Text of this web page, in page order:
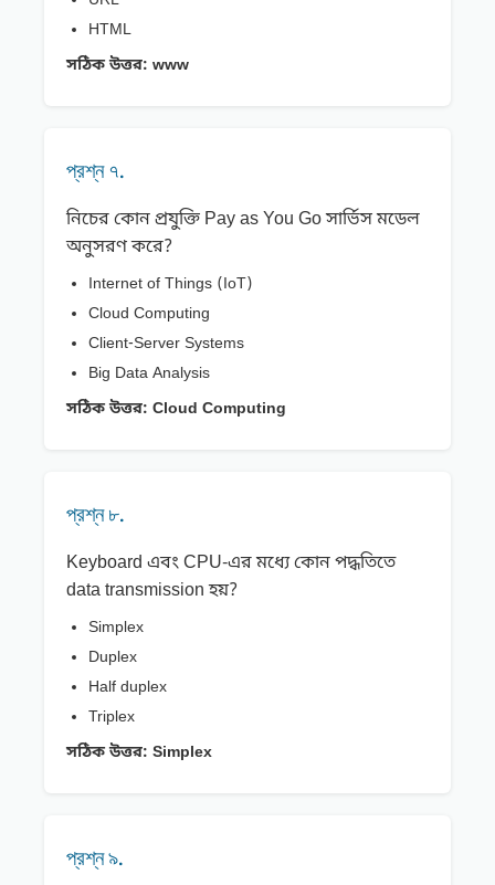
HTML
সঠিক উত্তর: www
প্রশ্ন ৭.
নিচের কোন প্রযুক্তি Pay as You Go সার্ভিস মডেল
অনুসরণ করে?
Internet of Things (IoT)
Cloud Computing
Client-Server Systems
Big Data Analysis
সঠিক উত্তর: Cloud Computing
প্রশ্ন ৮.
Keyboard এবং CPU-এর মধ্যে কোন পদ্ধতিতে
data transmission হয়?
Simplex
Duplex
Half duplex
Triplex
সঠিক উত্তর: Simplex
প্রশ্ন ৯.